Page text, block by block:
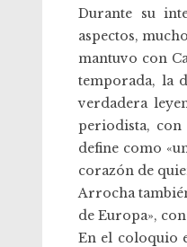
Durante su
aspectos,
mantuvo con
temporada, la
verdadera
periodista,
define como
corazón de
Arrocha
de Europa»,
En el coloquio